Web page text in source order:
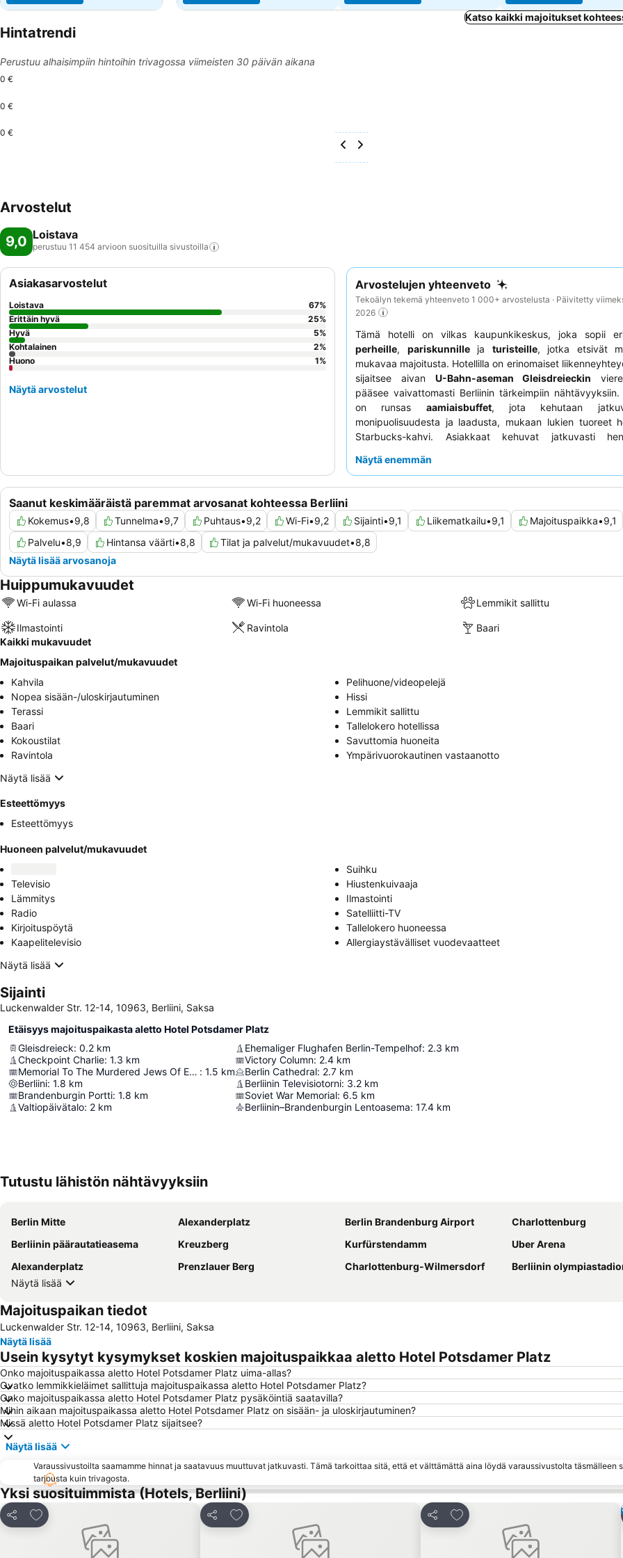
Katso kaikki majoitukset
Hintatrendi
Perustuu alhaisimpiin hintoihin trivagossa viimeisten 30 päivän aikana
0 €
0 €
0 €
Arvostelut
9,0 Loistava
perustuu 11 454 arvioon suosituilla sivustoilla
Arvostelujen yhteenveto
Tekoälyn tekemä yhteenveto 1 000+ arvostelusta · Päivitetty
2026
Tämä hotelli on vilkas kaupunkikeskus, joka sopii
perheille, pariskunnilleja turisteille, jotka etsivät
mukavaa majoitusta. Hotellilla on erinomaiset
sijaitsee aivan U-Bahn-aseman Gleisdreieckin
pääsee vaivattomasti Berliinin tärkeimpiin nähtävyyksiin.
on runsas aamiaisbuffet, jota kehutaan
monipuolisuudesta ja laadusta, mukaan lukien tuoreet
Starbucks-kahvi. Asiakkaat kehuvat jatkuvasti
miellyttävän ilmapiirin. Rentouttavaa iltaa varten
Näytä enemmän
Saanut keskimääräistä paremmat arvosanat kohteessa Berliini
Kokemus•9,8 Tunnelma•9,7 Puhtaus•9,2 Wi-Fi•9,2 Sijainti•9,1 Liikematkailu•9,1 Majoituspaikka•9,1
Palvelu•8,9 Hintansa väärti•8,8 Tilat ja palvelut/mukavuudet•8,8
Näytä lisää arvosanoja
Asiakasarvostelut
Loistava 67%
Erittäin hyvä
25%
Hyvä
5%
Kohtalainen
2%
Huono
1%
Näytä arvostelut
Huippumukavuudet
Wi-Fi aulassa Wi-Fi huoneessa Lemmikit sallittu
Ilmastointi Ravintola
Baari
Kaikki mukavuudet
Majoituspaikan palvelut/mukavuudet
Kahvila
Pelihuone/videopelejä
Nopea sisään-/uloskirjautuminen
Hissi
Terassi
Lemmikit sallittu
Baari
Tallelokero hotellissa
Kokoustilat
Savuttomia huoneita
Ravintola
Ympärivuorokautinen vastaanotto
Näytä lisää
Esteettömyys
Esteettömyys
Huoneen palvelut/mukavuudet
Suihku
Televisio
Hiustenkuivaaja
Lämmitys
Ilmastointi
Radio
Satelliitti-TV
Kirjoituspöytä
Tallelokero huoneessa
Kaapelitelevisio
Allergiaystävälliset vuodevaatteet
Näytä lisää
Sijainti
Luckenwalder Str. 12-14, 10963, Berliini, Saksa
Etäisyys majoituspaikasta aletto Hotel Potsdamer Platz
Gleisdreieck: 0.2 km
Checkpoint Charlie: 1.3 km
Memorial To The Murdered Jews Of Europe : 1.5 km
Berliini: 1.8 km
Brandenburgin Portti: 1.8 km
Valtiopäivätalo: 2 km
Ehemaliger Flughafen Berlin-Tempelhof: 2.3 km
Victory Column: 2.4 km
Berlin Cathedral: 2.7 km
Berliinin Televisiotorni: 3.2 km
Soviet War Memorial: 6.5 km
Berliinin–Brandenburgin Lentoasema: 17.4 km
Tutustu lähistön nähtävyyksiin
Berlin Mitte Alexanderplatz Berlin Brandenburg Airport
Charlottenburg
Berliinin päärautatieasema
Kreuzberg Kurfürstendamm
Uber Arena
Alexanderplatz
Prenzlauer Berg Charlottenburg-Wilmersdorf
Berliinin
Näytä lisää
Majoituspaikan tiedot
Luckenwalder Str. 12-14, 10963, Berliini, Saksa
Näytä lisää
Usein kysytyt kysymykset koskien majoituspaikkaa aletto Hotel Potsdamer Platz
Onko majoituspaikassa aletto Hotel Potsdamer Platz uima-allas?
Ovatko lemmikkieläimet sallittuja majoituspaikassa aletto Hotel Potsdamer Platz?
Onko majoituspaikassa aletto Hotel Potsdamer Platz pysäköintiä saatavilla?
Mihin aikaan majoituspaikassa aletto Hotel Potsdamer Platz on sisään- ja uloskirjautuminen?
Missä aletto Hotel Potsdamer Platz sijaitsee?
Näytä lisää
Varaussivustoilta saamamme hinnat ja saatavuus muuttuvat jatkuvasti. Tämä tarkoittaa sitä, että et välttämättä aina löydä varaussivustolta täsmälleen
tarjousta kuin trivagosta.
Yksi suosituimmista (Hotels, Berliini)
Jaa
Lisää suosikkeihin
Jaa
Lisää suosikkeihin
Jaa
Lisää suosikkeihin